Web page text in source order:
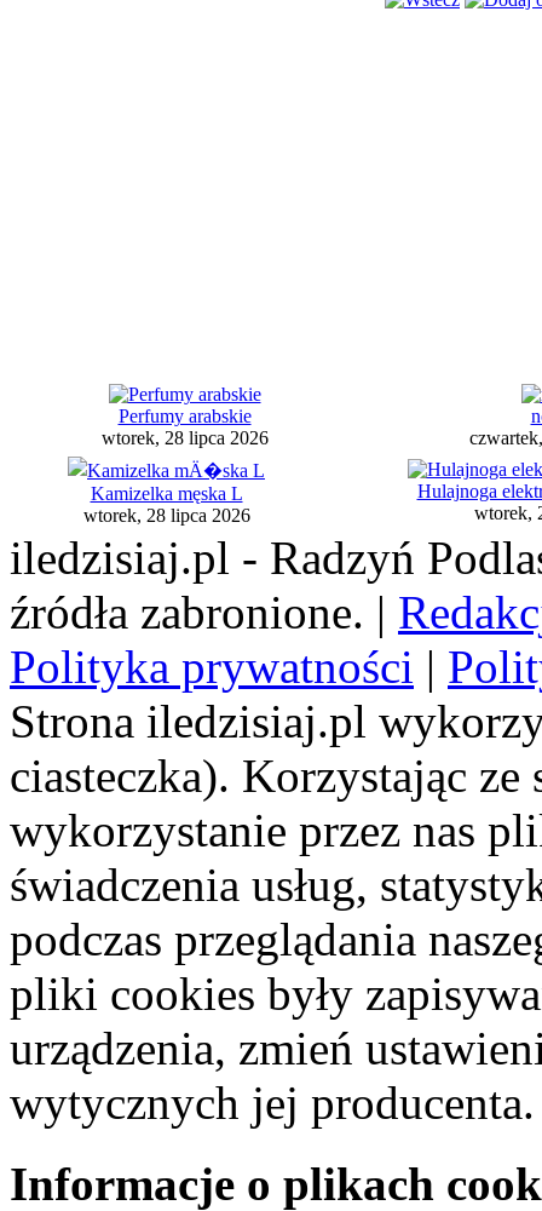
Perfumy arabskie
wtorek, 28 lipca 2026
Kamizelka męska L
wtorek, 28 lipca 2026
Hulajnoga
wtorek,
iledzisiaj.pl - Radzyń
źródła zabronione. |
Polityka prywatności |
Strona iledzisiaj.pl
ciasteczka). Korzystając
wykorzystanie przez nas
świadczenia usług,
podczas przeglądania
pliki cookies były
urządzenia, zmień
wytycznych jej producenta.
Informacje o plikach